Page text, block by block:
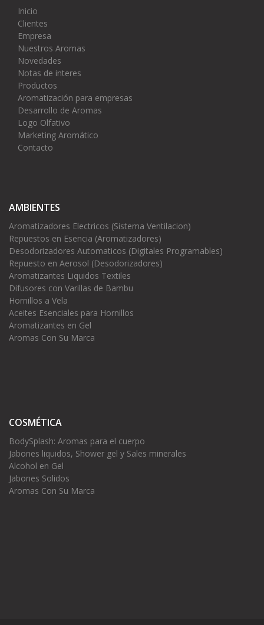
Inicio
Clientes
Empresa
Nuestros Aromas
Novedades
Notas de interes
Productos
Aromatización para empresas
Desarrollo de Aromas
Logo Olfativo
Marketing Aromático
Contacto
AMBIENTES
Aromatizadores Electricos (Sistema Ventilacion)
Repuestos en Esencia (Aromatizadores)
Desodorizadores Automaticos (Digitales Programables)
Repuesto en Aerosol (Desodorizadores)
Aromatizantes Liquidos Textiles
Difusores con Varillas de Bambu
Hornillos a Vela
Aceites Esenciales para Hornillos
Aromatizantes en Gel
Aromas Con Su Marca
COSMÉTICA
BodySplash: Aromas para el cuerpo
Jabones liquidos, Shower gel y Sales minerales
Alcohol en Gel
Jabones Solidos
Aromas Con Su Marca